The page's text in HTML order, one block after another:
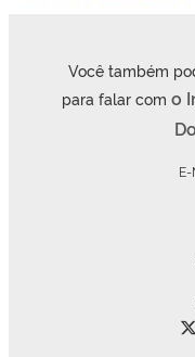
Você também
para falar com o